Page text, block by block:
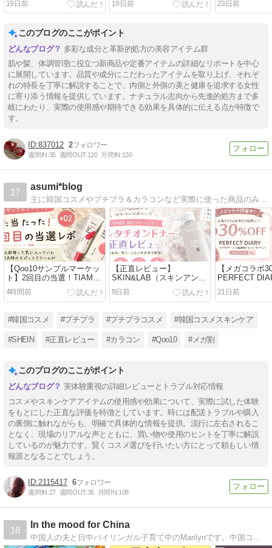
たよ♪
19日前 19日前 23日前
このブログのここがポイント
多彩な成分と革新的処方の美容アイテム群
肌や髪、体調管理に役立つ新商品や定番アイテムの詳細なリポートを中心
に展開しています。品質や成分にこだわったアイテムを取り上げ、それぞ
れの特長を丁寧に解説することで、内側と外側の美と健康を追求する女性
に寄り添う情報を提供しています。ナチュラル志向から先進的処方まで多
岐にわたり、実際の使用感や期待できる効果を具体的に伝える点が特徴で
す。
837012 2
週間IN:35 週間OUT:120 月間IN:130
17
asumi*blog
【Qoo10サンプルマーケッ
ト】2回目の当選！TIAMス
ポットクリームを正直レビ
ュー♡
4時間前
【正直レビュー】
SKIN&LAB（スキンアンド
ラブ）グルタチオントナー
は匂いが気になる？1本使
い切って本音レビュー！
9日前
【メガコラボ
PERFECT
んアイシャド
入！ローズピ
理由も紹介♡
21日前
#韓国コスメ #プチプラ #プチプラコスメ #韓国コスメスキンケア
#SHEIN #正直レビュー #カラコン #Qoo10 #メガ割
このブログのここがポイント
実体験重視の詳細レビューとトラブル対応情報
コスメやスキンケアアイテムの使用感や効果について、実際に試した体験
をもとにした正直な評価を特徴としています。時には配送トラブルや購入
の裏側に触れながらも、明確で具体的な情報を提供。流行に左右されるこ
となく、現場のリアルな声とともに、買い物や使用のヒントを丁寧に解説
しているのが魅力です。賢くコスメ選びを行いたい方にとって頼もしい情
報源となることでしょう。
2115417 6
週間IN:27 週間OUT:36 月間IN:108
18
In the mood for China